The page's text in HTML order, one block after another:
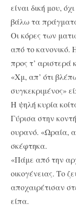
είναι δική μου,
βάλω τα
Οι κόρες των
από το κανονικό.
προς τ’ αριστερά
«Χμ, απ’ ότι
συγκεκριμένος»
Η ψηλή κυρία
Γύρισα στην
ουρανό. «Ωραία,
σκέφτηκα.
«Πάμε από την
οικογένειας. Το
αποχαιρέτισαν
είπα.